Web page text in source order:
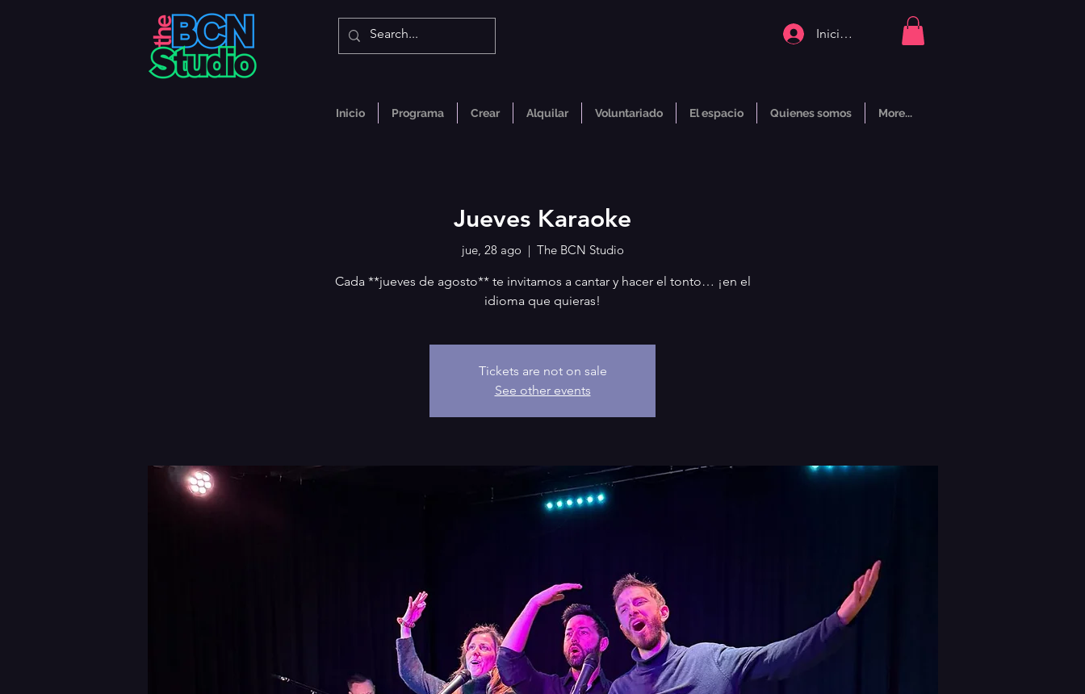
Iniciar sesión
Inicio Programa Crear Alquilar Voluntariado El espacio Quienes somos More...
Jueves Karaoke
jue, 28 ago
  |
The BCN Studio
Cada **jueves de agosto** te invitamos a cantar y hacer el tonto… ¡en el
Tickets are not on sale
See other events